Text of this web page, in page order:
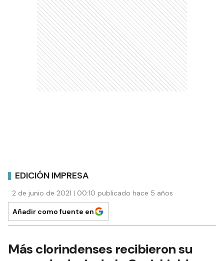
EDICIÓN IMPRESA
2 de junio de 2021 | 00:10 publicado hace 5 años
Añadir como fuente en
Más clorindenses recibieron su